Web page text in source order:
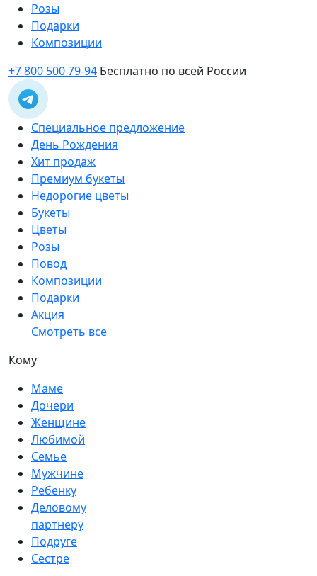
Розы
Подарки
Композиции
+7 800 500 79-94 Бесплатно по всей России
Специальное предложение
День Рождения
Хит продаж
Премиум букеты
Недорогие цветы
Букеты
Цветы
Розы
Повод
Композиции
Подарки
Акция
Смотреть все
Кому
Маме
Дочери
Женщине
Любимой
Семье
Мужчине
Ребенку
Деловому
партнеру
Подруге
Сестре